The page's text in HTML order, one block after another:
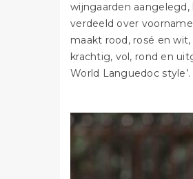
wijngaarden
verdeeld over
maakt rood, rosé en
krachtig, vol, rond en
World Languedoc